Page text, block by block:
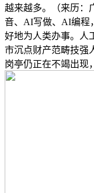
越来越多。（来历：
音、AI写做、AI编程
好地为人类办事。人
市沉点财产范畴技强
岗亭仍正在不竭出现，